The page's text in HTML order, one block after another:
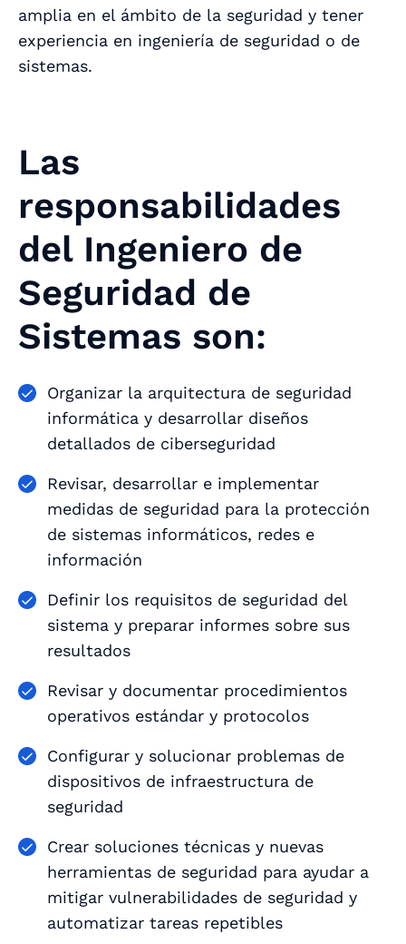
amplia en el ámbito de la seguridad y tener
experiencia en ingeniería de seguridad o de
sistemas.
Las
responsabilidades
del Ingeniero de
Seguridad de
Sistemas son:
Organizar la arquitectura de seguridad
informática y desarrollar diseños
detallados de ciberseguridad
Revisar, desarrollar e implementar
medidas de seguridad para la protección
de sistemas informáticos, redes e
información
Definir los requisitos de seguridad del
sistema y preparar informes sobre sus
resultados
Revisar y documentar procedimientos
operativos estándar y protocolos
Configurar y solucionar problemas de
dispositivos de infraestructura de
seguridad
Crear soluciones técnicas y nuevas
herramientas de seguridad para ayudar a
mitigar vulnerabilidades de seguridad y
automatizar tareas repetibles